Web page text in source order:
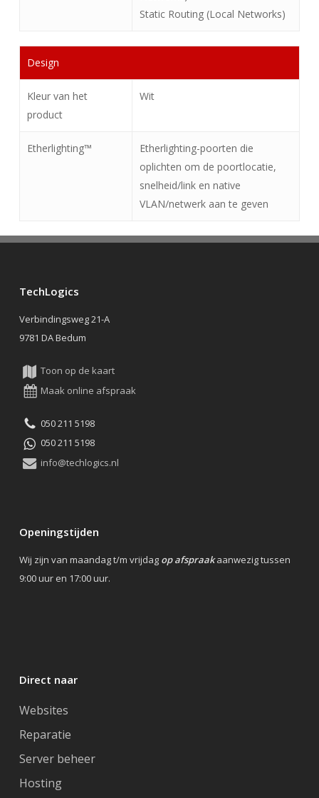
Static Routing (Local Networks)
Design
Kleur van het
product
Wit
Etherlighting™
Etherlighting-poorten die
oplichten om de poortlocatie,
snelheid/link en native
VLAN/netwerk aan te geven
TechLogics
Verbindingsweg 21-A
9781 DA Bedum
Toon op de kaart
Maak online afspraak
050 211 5198
050 211 5198
info@techlogics.nl
Openingstijden
Wij zijn van maandag t/m vrijdag op afspraakaanwezig tussen
9:00 uur en 17:00 uur.
Direct naar
Websites
Reparatie
Server beheer
Hosting